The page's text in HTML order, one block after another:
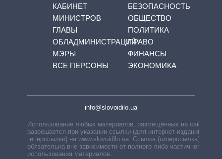
КАБИНЕТ
МИНИСТРОВ
ГЛАВЫ
ОБЛАДМИНИСТРАЦИЙ
МЭРЫ
ВСЕ ПЕРСОНЫ
БЕЗОПАСНОСТЬ
ОБЩЕСТВО
ПОЛИТИКА
ПРАВО
ФИНАНСЫ
ЭКОНОМИКА
info@slovoidilo.ua
Использование любых материалов, размещённых на сайте,
разрешается при указании ссылки (для интернет-изданий —
гиперссылки) на www.slovoidilo.ua. Ссылка (гиперссылка)
обязательна вне зависимости от полного либо частичного
использования материалов.